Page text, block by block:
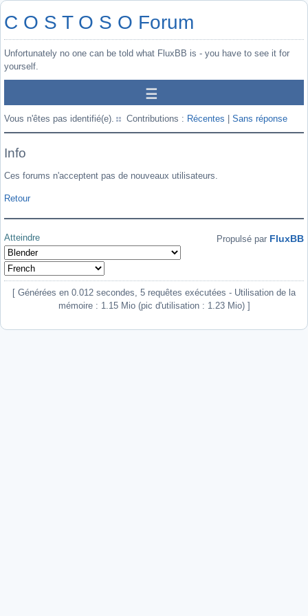
C O S T O S O Forum
Unfortunately no one can be told what FluxBB is - you have to see it for
yourself.
Vous n'êtes pas identifié(e). Contributions : Récentes Sans réponse
Info
Ces forums n'acceptent pas de nouveaux utilisateurs.
Retour
Atteindre Propulsé par FluxBB
[ Générées en 0.012 secondes, 5 requêtes exécutées - Utilisation de la
mémoire : 1.15 Mio (pic d'utilisation : 1.23 Mio) ]